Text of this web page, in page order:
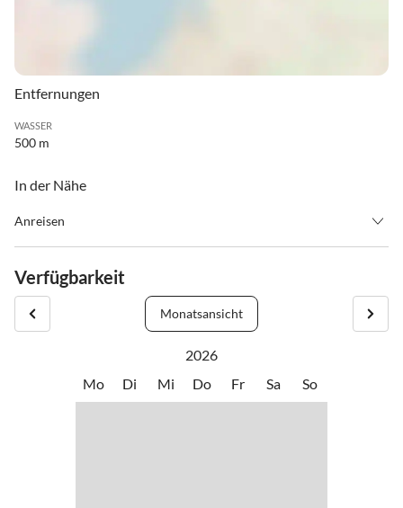
Entfernungen
WASSER
500 m
In der Nähe
Anreisen
Die Abreise sollte spätestens um 11 Uhr erfolgen, kann aber nach
Rücksprache auch individuell erfolgen.
Verfügbarkeit
Monatsansicht
2026
Mo
Di Mi Do Fr Sa So